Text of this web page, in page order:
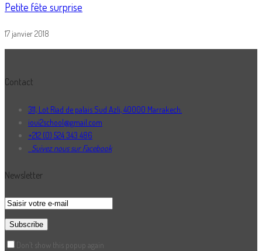
Petite fête surprise
17 janvier 2018
Contact
311, Lot Riad de palais Sud Azli, 40000 Marrakech.
ioui2school@gmail.com
+212 (0) 524 343 486
Suivez nous sur Facebook
Newsletter
Don’t show this popup again